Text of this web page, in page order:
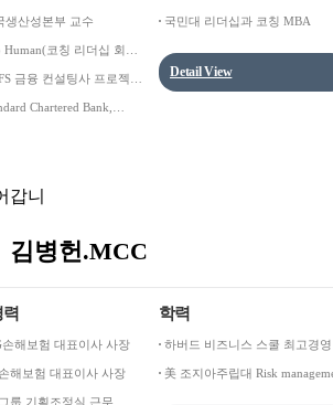
생산성본부 교수
Human(코칭 리더십 회사)
금융 컨설팅사 프로젝트
Chartered Bank,
국민대 리더십과 코칭 MBA
Detail View
김병헌.MCC
해보험 대표이사 사장
해보험 대표이사 사장
룹 기획조정실 근무
학력
하버드 비즈니스 스쿨 최고경
美 조지아주립대 Risk